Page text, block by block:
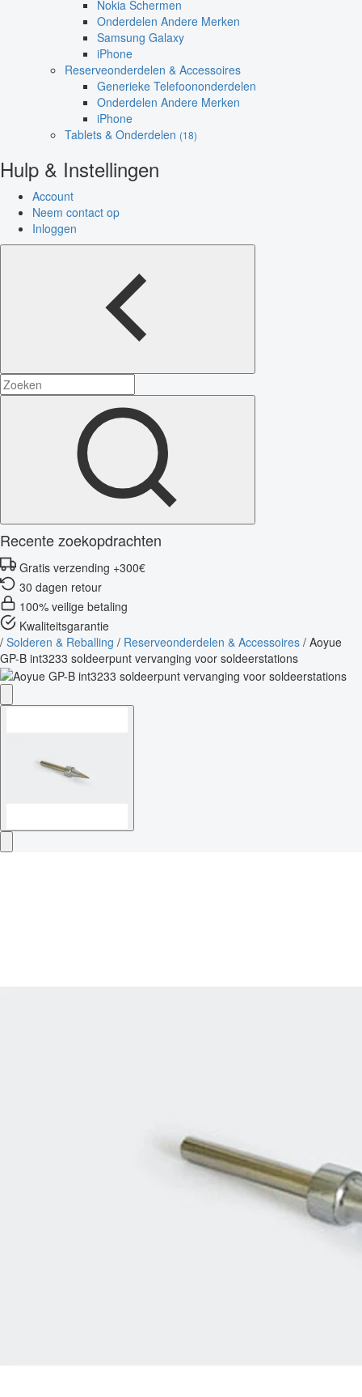
Nokia Schermen
Onderdelen Andere Merken
Samsung Galaxy
iPhone
Reserveonderdelen & Accessoires
Generieke Telefoononderdelen
Onderdelen Andere Merken
iPhone
Tablets & Onderdelen (18)
Hulp & Instellingen
Account
Neem contact op
Inloggen
Recente zoekopdrachten
Gratis verzending +300€
30 dagen retour
100% veilige betaling
Kwaliteitsgarantie
/ Solderen & Reballing / Reserveonderdelen & Accessoires / Aoyue
GP-B int3233 soldeerpunt vervanging voor soldeerstations